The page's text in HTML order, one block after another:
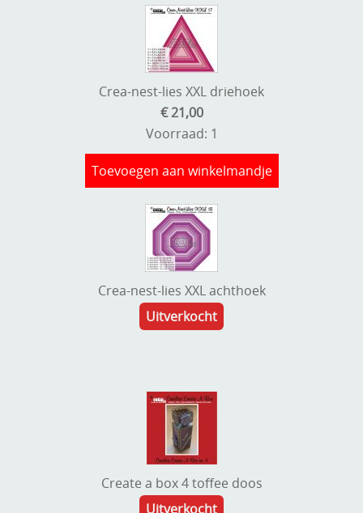
Crea-nest-lies XXL driehoek
€ 21,00
Voorraad: 1
Toevoegen aan winkelmandje
Crea-nest-lies XXL achthoek
Uitverkocht
Create a box 4 toffee doos
Uitverkocht